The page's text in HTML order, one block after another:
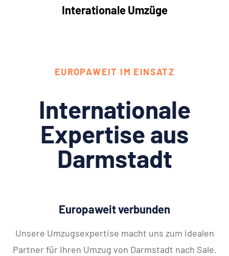
Interationale Umzüge
EUROPAWEIT IM EINSATZ
Internationale
Expertise aus
Darmstadt
Europaweit verbunden
Unsere Umzugsexpertise macht uns zum idealen
Partner für Ihren Umzug von Darmstadt nach Sale.